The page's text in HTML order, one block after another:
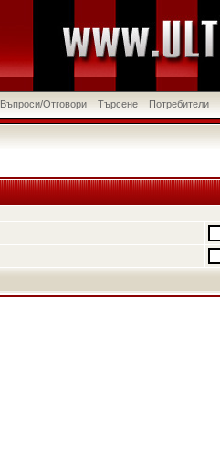
Въпроси/Отговори Търсене Потребители